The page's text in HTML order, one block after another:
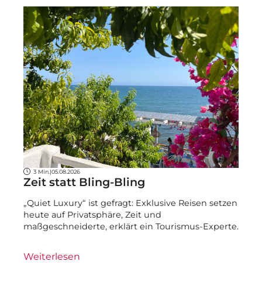
3 Min. |05.08.2026
Zeit statt Bling-Bling
„Quiet Luxury“ ist gefragt: Exklusive Reisen setzen
heute auf Privatsphäre, Zeit und
maßgeschneiderte, erklärt ein Tourismus-Experte.
Weiterlesen